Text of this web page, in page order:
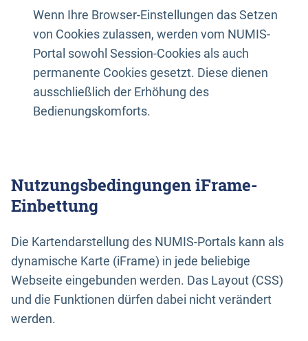
Wenn Ihre Browser-Einstellungen das Setzen
von Cookies zulassen, werden vom NUMIS-
Portal sowohl Session-Cookies als auch
permanente Cookies gesetzt. Diese dienen
ausschließlich der Erhöhung des
Bedienungskomforts.
Nutzungsbedingungen iFrame-
Einbettung
Die Kartendarstellung des NUMIS-Portals kann als
dynamische Karte (iFrame) in jede beliebige
Webseite eingebunden werden. Das Layout (CSS)
und die Funktionen dürfen dabei nicht verändert
werden.